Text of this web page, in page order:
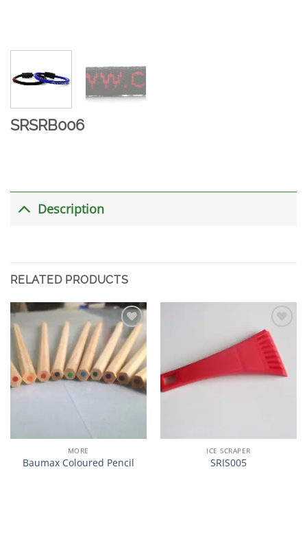
SRSRB006
Description
RELATED PRODUCTS
加入
心愿
单
MORE
Baumax Coloured Pencil
心愿
单
ICE SCRAPER
SRIS005